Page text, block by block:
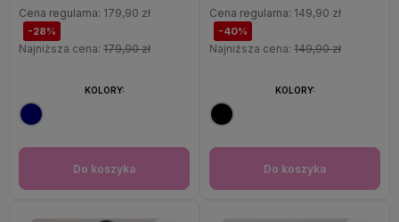
Cena regularna: 179,90 zł
-28%
Najniższa cena: 179,90 zł
Do koszyka
KOLORY:
Cena regularna: 149,90 zł
-40%
Najniższa cena: 149,90 zł
Do koszyka
KOLORY: